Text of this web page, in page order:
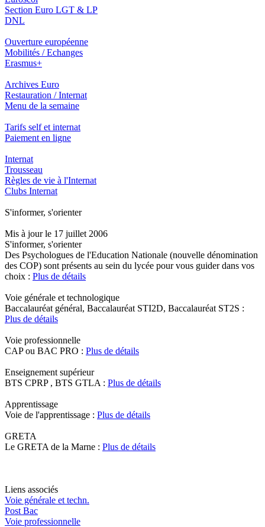
Section Euro LGT & LP
DNL
Ouverture européenne
Mobilités / Echanges
Erasmus+
Archives Euro
Restauration / Internat
Menu de la semaine
Tarifs self et internat
Paiement en ligne
Internat
Trousseau
Règles de vie à l'Internat
Clubs Internat
S'informer, s'orienter
Mis à jour le 17 juillet 2006
S'informer, s'orienter
Des Psychologues de l'Education Nationale (nouvelle dénomination
des COP) sont présents au sein du lycée pour vous guider dans vos
choix : Plus de détails
Voie générale et technologique
Baccalauréat général, Baccalauréat STI2D, Baccalauréat ST2S :
Plus de détails
Voie professionnelle
CAP ou BAC PRO : Plus de détails
Enseignement supérieur
BTS CPRP , BTS GTLA : Plus de détails
Apprentissage
Voie de l'apprentissage : Plus de détails
GRETA
Le GRETA de la Marne : Plus de détails
Liens associés
Voie générale et techn.
Post Bac
Voie professionnelle